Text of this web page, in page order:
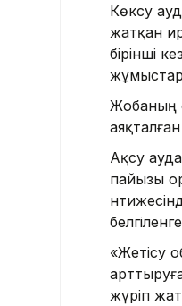
Көксу
жатқан
бірінші
Жобаның
Ақсу
пайызы
«Жетісу
жүріп